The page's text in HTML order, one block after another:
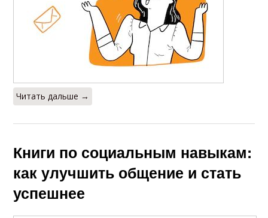
Читать дальше →
Книги по социальным навыкам:
как улучшить общение и стать
успешнее